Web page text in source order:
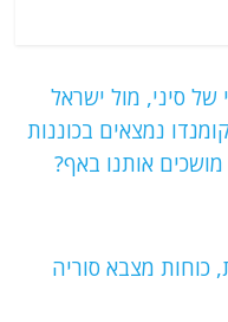
המזרחי של סיני, מול ישראל
נמצאים בכוננות
אותנו באף?
כוחות מצבא סוריה